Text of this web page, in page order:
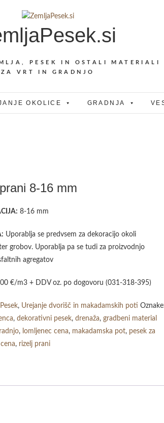
PESEK IN OSTALI MATERIALI
ZA VRT IN GRADNJO
OKOLICE GRADNJA
8-16 mm
8-16 mm
Uporablja se predvsem za dekoracijo okoli
grobov. Uporablja pa se tudi za proizvodnjo
agregatov
€/m3 + DDV oz. po dogovoru (031-318-395)
Pesek, Urejanje dvorišč in makadamskih poti
, dekorativni pesek, drenaža, gradbeni material
, lomljenec cena, makadamska pot, pesek za
, rizelj prani